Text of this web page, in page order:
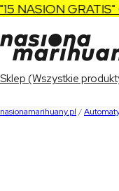
GRATIS" ➔
Sklep (Wszystkie
nasionamarihuany.pl /